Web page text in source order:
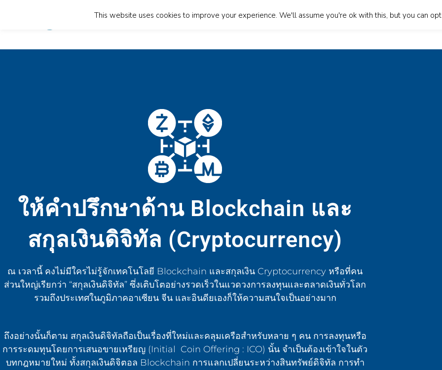
ให้คำปรึกษาด้าน Blockchain และ
สกุลเงินดิจิทัล (Cryptocurrency)
ณ เวลานี้ คงไม่มีใครไม่รู้จักเทคโนโลยี Blockchain และสกุลเงิน Cryptocurrency หรือที่คน
ส่วนใหญ่เรียกว่า “สกุลเงินดิจิทัล” ซึ่งเติบโตอย่างรวดเร็วในแวดวงการลงทุนและตลาดเงินทั่วโลก
รวมถึงประเทศในภูมิภาคอาเซียน จีน และอินดียเองก็ให้ความสนใจเป็นอย่างมาก
ถึงอย่างนั้นก็ตาม สกุลเงินดิจิทัลถือเป็นเรื่องที่ใหม่และคลุมเครือสำหรับหลาย ๆ คน การลงทุนหรือ
การระดมทุนโดยการเสนอขายเหรียญ (Initial Coin Offering : ICO) นั้น จำเป็นต้องเข้าใจในตัว
บทกฎหมายใหม่ ทั้งสกุลเงินดิจิตอล Blockchain การแลกเปลี่ยนระหว่างสินทรัพย์ดิจิทัล การทำ
This website uses cookies to improve your experience. We'll assume you're ok with this, but you can